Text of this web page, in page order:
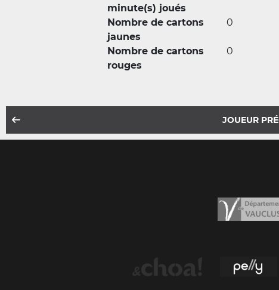
minute(s) joués
Nombre de cartons
jaunes
0
Nombre de cartons
rouges
0
JOUEUR